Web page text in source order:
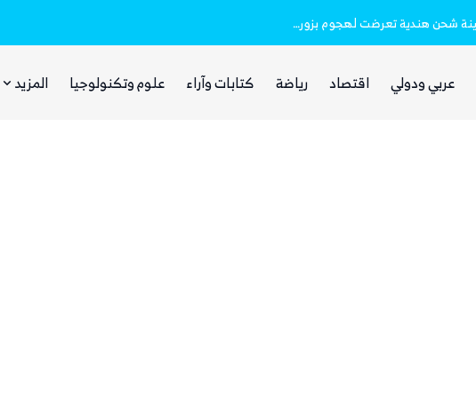
خفر السواحل والبحرية اليمنية ينقذان طاقم سفينة شحن هندية تعرضت لهجوم بزورق مفخخ
عربي ودولي اقتصاد رياضة كتابات وآراء علوم وتكنولوجيا المزيد